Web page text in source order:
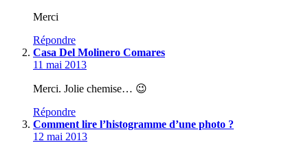
Merci
Répondre
Casa Del Molinero Comares
11 mai 2013
Merci. Jolie chemise… 😉
Répondre
Comment lire l’histogramme d’une photo ?
12 mai 2013